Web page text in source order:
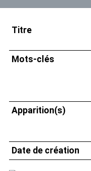
Titre
Mots-clés
Apparition(s)
Date de création